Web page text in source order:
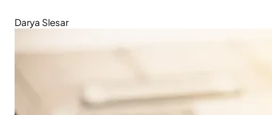
Darya Slesar